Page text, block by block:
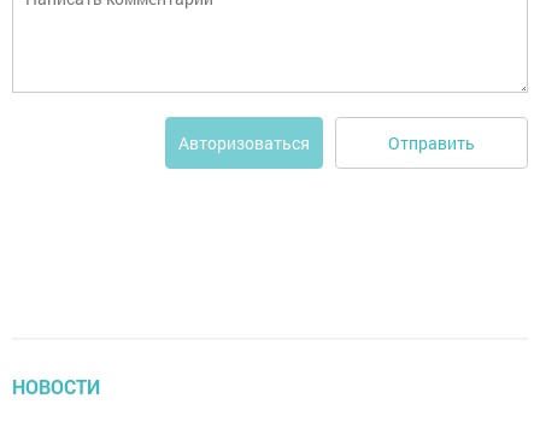
Авторизоваться Отправить
НОВОСТИ